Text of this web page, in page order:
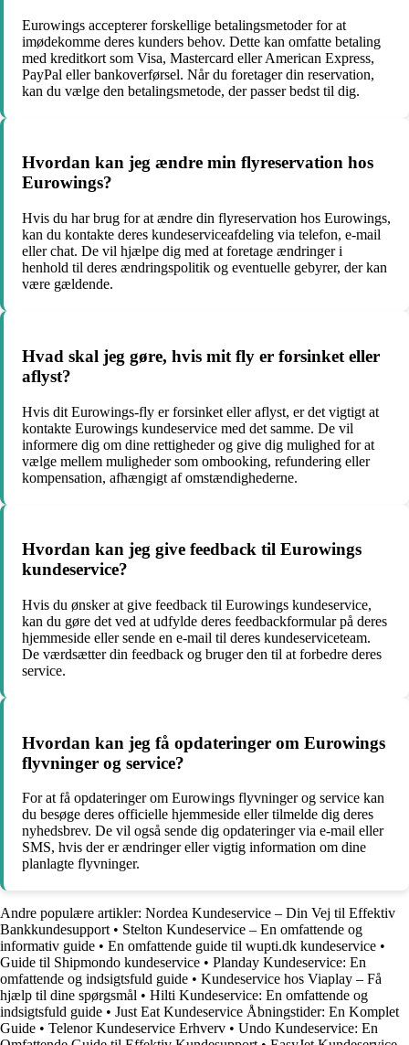
Eurowings accepterer forskellige betalingsmetoder for at
imødekomme deres kunders behov. Dette kan omfatte betaling
med kreditkort som Visa, Mastercard eller American Express,
PayPal eller bankoverførsel. Når du foretager din reservation,
kan du vælge den betalingsmetode, der passer bedst til dig.
Hvordan kan jeg ændre min flyreservation hos
Eurowings?
Hvis du har brug for at ændre din flyreservation hos Eurowings,
kan du kontakte deres kundeserviceafdeling via telefon, e-mail
eller chat. De vil hjælpe dig med at foretage ændringer i
henhold til deres ændringspolitik og eventuelle gebyrer, der kan
være gældende.
Hvad skal jeg gøre, hvis mit fly er forsinket eller
aflyst?
Hvis dit Eurowings-fly er forsinket eller aflyst, er det vigtigt at
kontakte Eurowings kundeservice med det samme. De vil
informere dig om dine rettigheder og give dig mulighed for at
vælge mellem muligheder som ombooking, refundering eller
kompensation, afhængigt af omstændighederne.
Hvordan kan jeg give feedback til Eurowings
kundeservice?
Hvis du ønsker at give feedback til Eurowings kundeservice,
kan du gøre det ved at udfylde deres feedbackformular på deres
hjemmeside eller sende en e-mail til deres kundeserviceteam.
De værdsætter din feedback og bruger den til at forbedre deres
service.
Hvordan kan jeg få opdateringer om Eurowings
flyvninger og service?
For at få opdateringer om Eurowings flyvninger og service kan
du besøge deres officielle hjemmeside eller tilmelde dig deres
nyhedsbrev. De vil også sende dig opdateringer via e-mail eller
SMS, hvis der er ændringer eller vigtig information om dine
planlagte flyvninger.
Andre populære artikler: Nordea Kundeservice – Din Vej til Effektiv
Bankkundesupport • Stelton Kundeservice – En omfattende og
informativ guide • En omfattende guide til wupti.dk kundeservice •
Guide til Shipmondo kundeservice • Planday Kundeservice: En
omfattende og indsigtsfuld guide • Kundeservice hos Viaplay – Få
hjælp til dine spørgsmål • Hilti Kundeservice: En omfattende og
indsigtsfuld guide • Just Eat Kundeservice Åbningstider: En Komplet
Guide • Telenor Kundeservice Erhverv • Undo Kundeservice: En